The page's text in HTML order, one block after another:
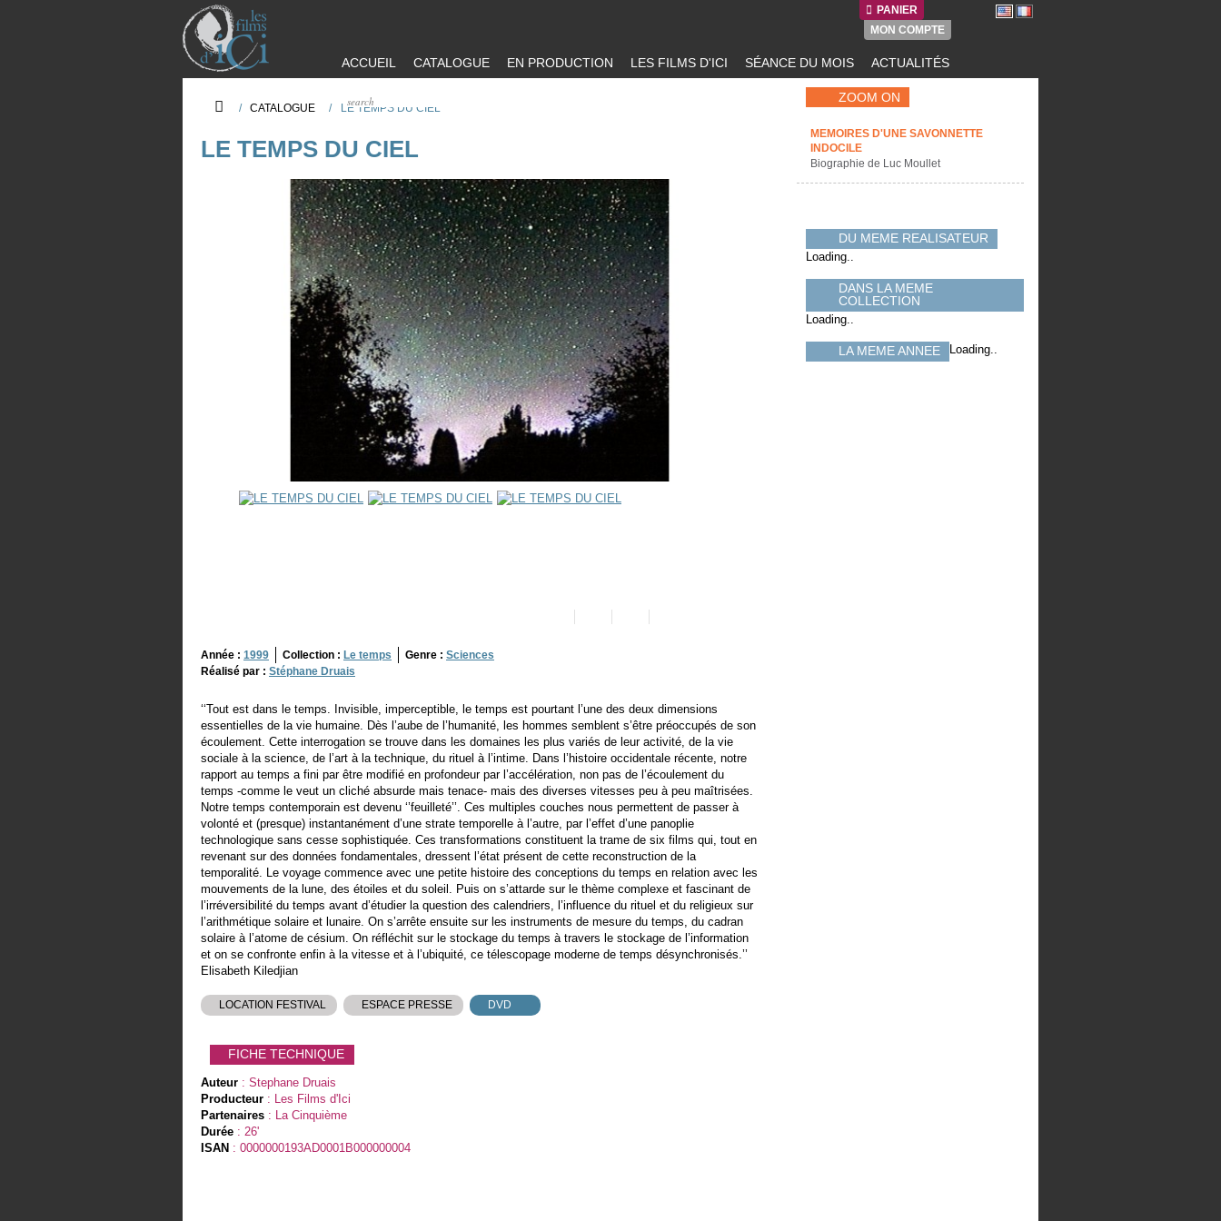
PANIER
MON COMPTE
ACCUEIL CATALOGUE EN PRODUCTION LES FILMS D'ICI SÉANCE DU MOIS ACTUALITÉS
/ CATALOGUE / LE TEMPS DU CIEL
LE TEMPS DU CIEL
Année : 1999 Collection : Le temps Genre : Sciences
Réalisé par : Stéphane Druais
‘‘Tout est dans le temps. Invisible, imperceptible, le temps est pourtant l’une des deux dimensions
essentielles de la vie humaine. Dès l’aube de l’humanité, les hommes semblent s’être préoccupés de son
écoulement. Cette interrogation se trouve dans les domaines les plus variés de leur activité, de la vie
sociale à la science, de l’art à la technique, du rituel à l’intime. Dans l’histoire occidentale récente, notre
rapport au temps a fini par être modifié en profondeur par l’accélération, non pas de l’écoulement du
temps -comme le veut un cliché absurde mais tenace- mais des diverses vitesses peu à peu maîtrisées.
Notre temps contemporain est devenu ‘’feuilleté’’. Ces multiples couches nous permettent de passer à
volonté et (presque) instantanément d’une strate temporelle à l’autre, par l’effet d’une panoplie
technologique sans cesse sophistiquée. Ces transformations constituent la trame de six films qui, tout en
revenant sur des données fondamentales, dressent l’état présent de cette reconstruction de la
temporalité. Le voyage commence avec une petite histoire des conceptions du temps en relation avec les
mouvements de la lune, des étoiles et du soleil. Puis on s’attarde sur le thème complexe et fascinant de
l’irréversibilité du temps avant d’étudier la question des calendriers, l’influence du rituel et du religieux sur
l’arithmétique solaire et lunaire. On s’arrête ensuite sur les instruments de mesure du temps, du cadran
solaire à l’atome de césium. On réfléchit sur le stockage du temps à travers le stockage de l’information
et on se confronte enfin à la vitesse et à l’ubiquité, ce télescopage moderne de temps désynchronisés.’’
Elisabeth Kiledjian
LOCATION FESTIVAL ESPACE PRESSE DVD
FICHE TECHNIQUE
Auteur : Stephane Druais
Producteur : Les Films d'Ici
Partenaires : La Cinquième
Durée : 26'
ISAN : 0000000193AD0001B000000004
ZOOM ON
MEMOIRES D'UNE SAVONNETTE
INDOCILE
Biographie de Luc Moullet
DU MEME REALISATEUR
Loading..
DANS LA MEME
COLLECTION
Loading..
LA MEME ANNEE Loading..